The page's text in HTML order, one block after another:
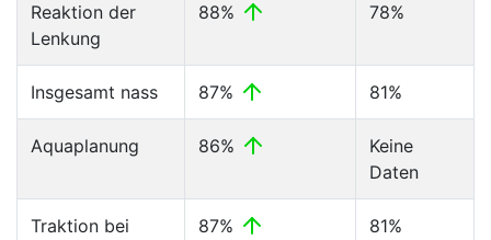
Reaktion der
Lenkung
88% 78%
Insgesamt nass 87% 81%
Aquaplanung 86%
Keine
Daten
Traktion bei
87% 81%